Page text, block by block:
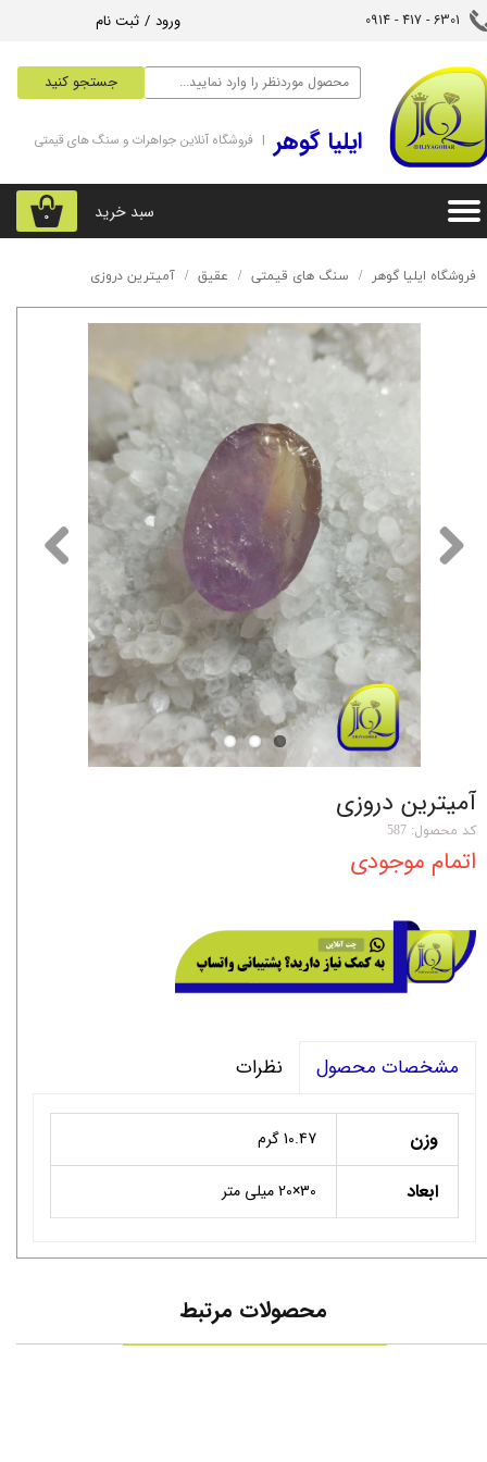
جستجو کنید
ورود / ثبت نام
تغییر گذر واژه
سفارشات
خروج از حساب کاربری
6301 - 417 - 0914​​​​​​​
۰ سبد خرید
‌ایلیا گوهر | فروشگاه آنلاین جواهرات و سنگ های قیمتی
فروشگاه ایلیا گوهر سنگ های قیمتی عقیق آمیترین دروزی
آمیترین دروزی
کد محصول: 587
اتمام موجودی
مشخصات محصول نظرات
وزن 10.47 گرم
ابعاد 30×20 میلی متر
محصولات مرتبط